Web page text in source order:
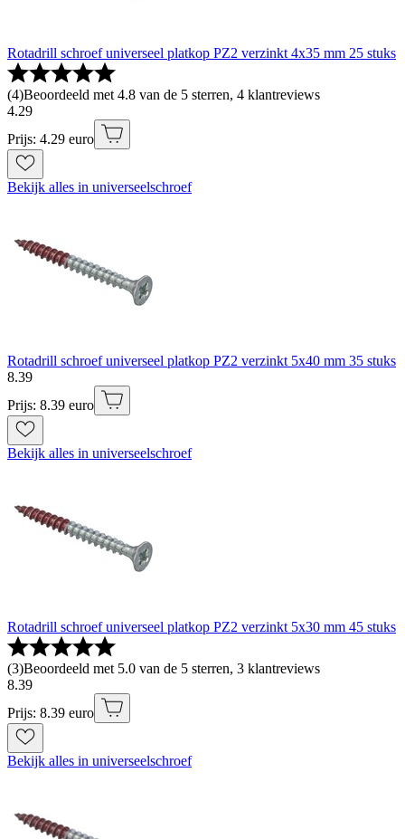
Rotadrill schroef universeel platkop PZ2 verzinkt 4x35 mm 25 stuks
(4)Beoordeeld met 4.8 van de 5 sterren, 4 klantreviews
4.29
Prijs: 4.29 euro
Bekijk alles in universeelschroef
Rotadrill schroef universeel platkop PZ2 verzinkt 5x40 mm 35 stuks
8.39
Prijs: 8.39 euro
Bekijk alles in universeelschroef
Rotadrill schroef universeel platkop PZ2 verzinkt 5x30 mm 45 stuks
(3)Beoordeeld met 5.0 van de 5 sterren, 3 klantreviews
8.39
Prijs: 8.39 euro
Bekijk alles in universeelschroef